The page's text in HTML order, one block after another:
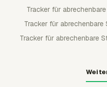
Tracker für
Tracker für
Tracker für abrechenbare